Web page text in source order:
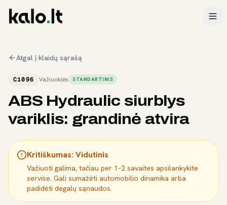
Atgal į klaidų sąrašą
C1096 Važiuoklės STANDARTINIS
ABS Hydraulic siurblys
variklis: grandinė atvira
Kritiškumas: Vidutinis
Važiuoti galima, tačiau per 1–2 savaites apsilankykite
servise. Gali sumažėti automobilio dinamika arba
padidėti degalų sąnaudos.